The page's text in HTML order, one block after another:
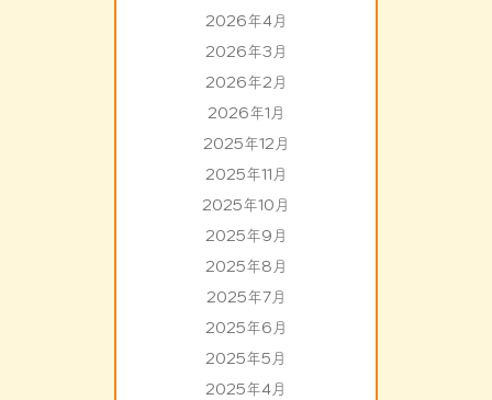
2026年4月
2026年3月
2026年2月
2026年1月
2025年12月
2025年11月
2025年10月
2025年9月
2025年8月
2025年7月
2025年6月
2025年5月
2025年4月